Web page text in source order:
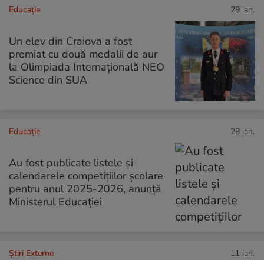
Educație 29 ian.
Un elev din Craiova a fost
premiat cu două medalii de aur
la Olimpiada Internațională NEO
Science din SUA
Educație 28 ian.
Au fost publicate listele și
calendarele competițiilor școlare
pentru anul 2025-2026, anunță
Ministerul Educației
Știri Externe 11 ian.